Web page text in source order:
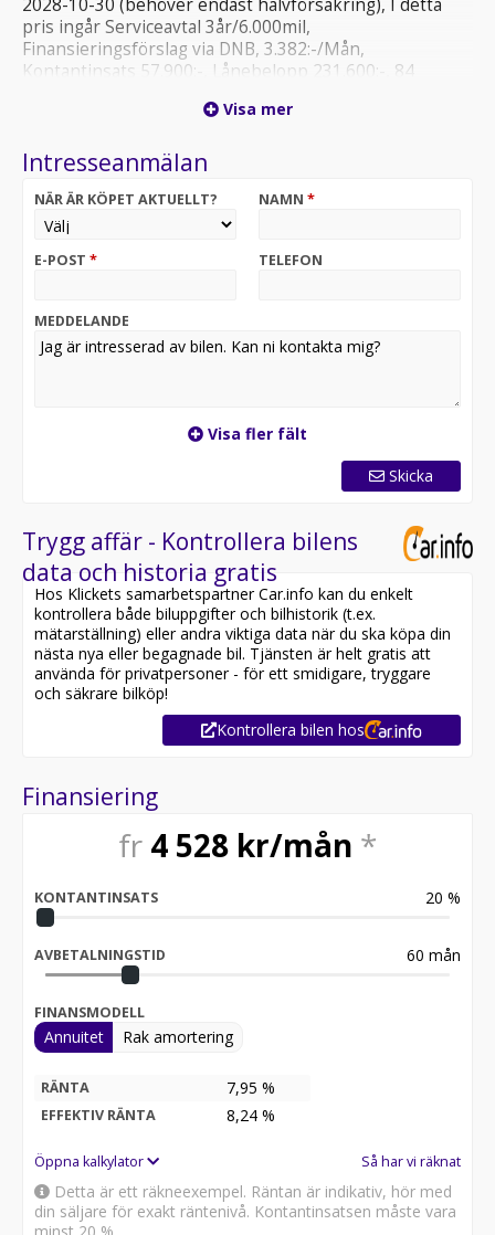
2028-10-30 (behöver endast halvförsäkring), I detta
pris ingår Serviceavtal 3år/6.000mil,
Finansieringsförslag via DNB, 3.382:-/Mån,
Kontantinsats 57.900:-, Lånebelopp 231.600:-, 84
Aviseringsavgift 60:-, (Effektiv ränta 6.81%) Varmt
Nilsson eller slå en signal på 0221-276 40
Visa mer
Intresseanmälan
NÄR ÄR KÖPET AKTUELLT? NAMN *
E-POST * TELEFON
MEDDELANDE
Visa fler fält
Skicka
Trygg affär - Kontrollera bilens
data och historia gratis
Hos Klickets samarbetspartner Car.info kan du enkelt
kontrollera både biluppgifter och bilhistorik (t.ex.
mätarställning) eller andra viktiga data när du ska köpa din
nästa nya eller begagnade bil. Tjänsten är helt gratis att
använda för privatpersoner - för ett smidigare, tryggare
och säkrare bilköp!
Kontrollera bilen hos
Finansiering
fr 4 528 kr/mån *
KONTANTINSATS 20 %
AVBETALNINGSTID 60 mån
FINANSMODELL
Annuitet Rak amortering
RÄNTA 7,95 %
EFFEKTIV RÄNTA 8,24 %
Öppna kalkylator Så har vi räknat
Detta är ett räkneexempel. Räntan är indikativ, hör med
din säljare för exakt räntenivå. Kontantinsatsen måste vara
minst 20 %.